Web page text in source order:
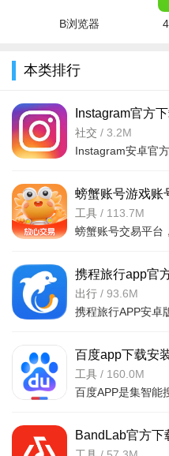
Instagram可以发私信吗
片、视频、语音消息，还能发
友或群组聊天，已读消息会有
信会归入“请求”文件夹，需手
Instagram怎么切换中文
打开Instagram，进入个人
线），选择“设置”–“账户”–“
Instagram下载后闪退怎
首先确保从官方渠道下载
卸载重装；4. 检查系统版本是
B浏览器
本类排行
Instagram官方
v439.0.0.14.89
社交 / 3.2M
螃蟹账号游戏账
装最新版本
工具 / 113.7M
携程旅行app官
v8.94.2最新版
出行 / 93.6M
百度app下载安
v15.68.0.10安卓
工具 / 160.0M
BandLab官方下